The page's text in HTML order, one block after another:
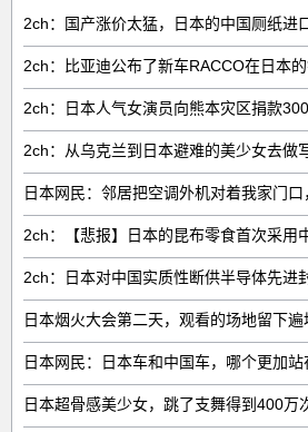
2ch：国产涨价太猛，日本的中国厕纸进
2ch：比亚迪公布了新车RACCO在日本
2ch：日本人气女演员向熊本灾区捐款
2ch：从乌克兰到日本避难的美少女去做
日本网民：邻居把空调外机对着我家门口
2ch：日本对中国实质性断供半导体先进
日本烟火大会第二天，观看的场地留下遍
日本网民：日本车和中国车，哪个更加站
日本超骨感美少女，跳了支舞得到400万